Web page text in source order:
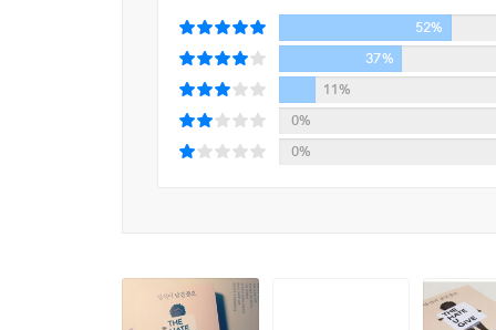
이후 이 이야기를 쓰기로 결심했다. 2009년 1
사람들이 격노하며 미국 전역에 시위로까지 번
오히려 가해자로 돌변한 이 사건은 수많은 시민
『당신이 남긴 증오』는 문학 에이전시에서 60
작품은 『해리포터』와 『트와일라잇』을 잇는
52%
37%
11%
0%
0%